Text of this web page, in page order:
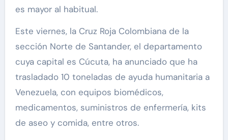
es mayor al habitual.
Este viernes, la Cruz Roja Colombiana de la
sección Norte de Santander, el departamento
cuya capital es Cúcuta, ha anunciado que ha
trasladado 10 toneladas de ayuda humanitaria a
Venezuela, con equipos biomédicos,
medicamentos, suministros de enfermería, kits
de aseo y comida, entre otros.